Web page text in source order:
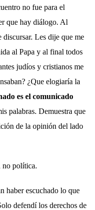
no fue para el
que hay diálogo. Al
Les dije que me
al Papa y al final todos
judíos y cristianos me
¿Que elogiaría la
es el comunicado
palabras. Demuestra que
de la opinión del lado
no política.
haber escuchado lo que
defendí los derechos de